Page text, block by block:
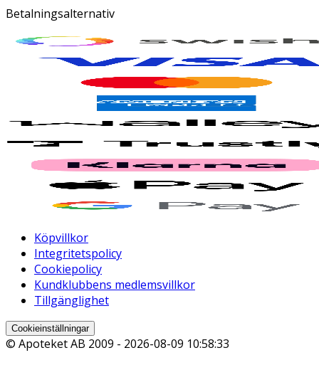
Betalningsalternativ
Köpvillkor
Integritetspolicy
Cookiepolicy
Kundklubbens medlemsvillkor
Tillgänglighet
Cookieinställningar
© Apoteket AB 2009 - 2026-08-09 10:58:33